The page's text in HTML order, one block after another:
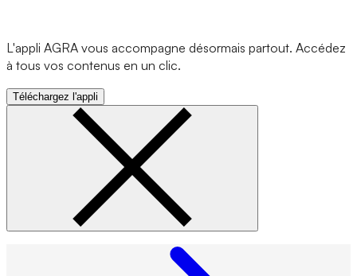
L'appli AGRA vous accompagne désormais partout. Accédez
à tous vos contenus en un clic.
Téléchargez l'appli